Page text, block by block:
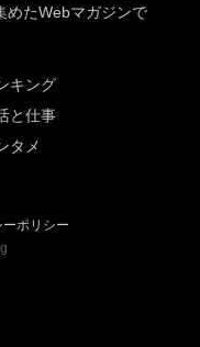
めたWebマガジンで
キング
と仕事
タメ
ポリシー